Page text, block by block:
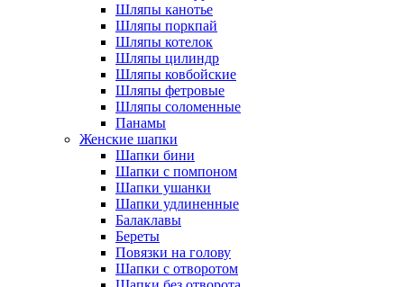
Шляпы канотье
Шляпы поркпай
Шляпы котелок
Шляпы цилиндр
Шляпы ковбойские
Шляпы фетровые
Шляпы соломенные
Панамы
Женские шапки
Шапки бини
Шапки с помпоном
Шапки ушанки
Шапки удлиненные
Балаклавы
Береты
Повязки на голову
Шапки с отворотом